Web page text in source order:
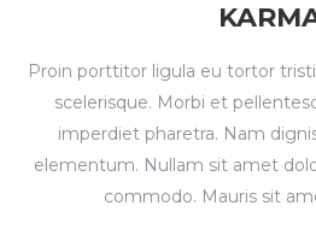
Proin porttitor ligula eu tortor
scelerisque. Morbi et
imperdiet pharetra. Nam
elementum. Nullam sit amet
commodo. Mauris sit